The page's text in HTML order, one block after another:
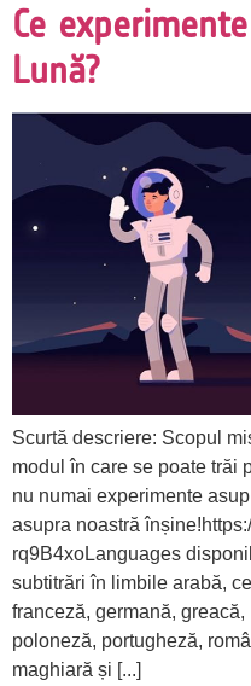
Ce
Lună?
Scurtă descriere: Scopul
modul în care se poate trăi
nu numai experimente
asupra noastră
rq9B4xoLanguages
subtitrări în limbile arabă,
franceză, germană,
poloneză, portugheză,
maghiară și [...]